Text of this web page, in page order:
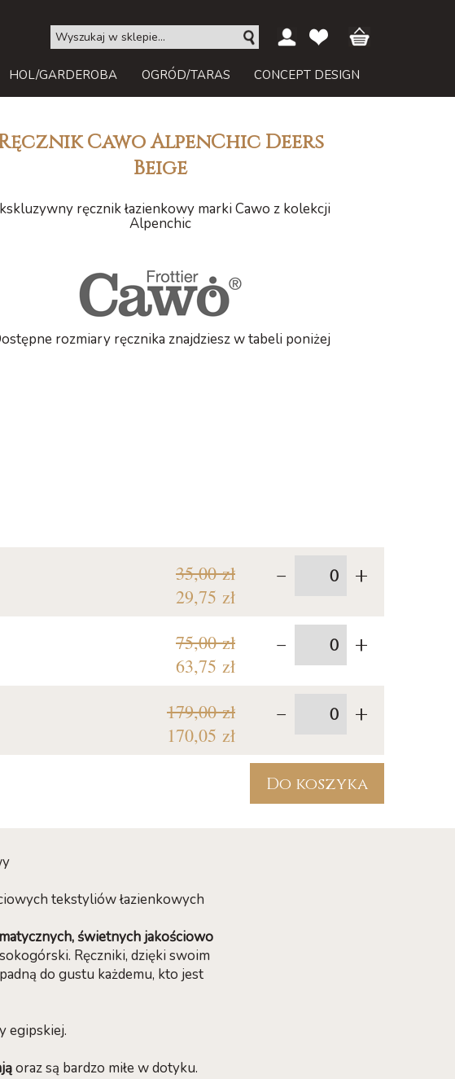
HOL/GARDEROBA OGRÓD/TARAS CONCEPT DESIGN
Cawo AlpenChic Deers
Beige
ręcznik łazienkowy marki Cawo z kolekcji
Alpenchic
rozmiary ręcznika znajdziesz w tabeli poniżej
35,00 zł
29,75 zł
- +
75,00 zł
63,75 zł
- +
179,00 zł
170,05 zł
- +
Do koszyka
tekstyliów łazienkowych
świetnych jakościowo
Ręczniki, dzięki swoim
do gustu każdemu, kto jest
egipskiej.
oraz są bardzo miłe w dotyku.